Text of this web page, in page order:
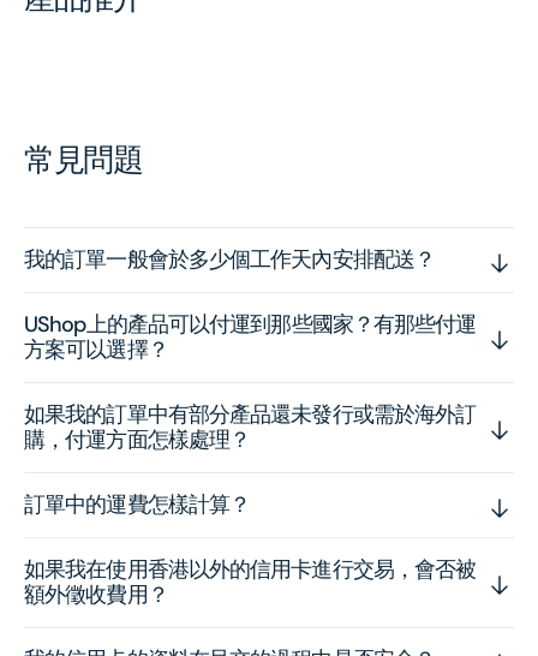
常見問題
我的訂單一般會於多少個工作天內安排配送？
UShop上的產品可以付運到那些國家？有那些付運
方案可以選擇？
如果我的訂單中有部分產品還未發行或需於海外訂
購，付運方面怎樣處理？
訂單中的運費怎樣計算？
如果我在使用香港以外的信用卡進行交易，會否被
額外徵收費用？